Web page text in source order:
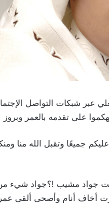
عبر شبكات التواصل
على تقدمه بالعمر
جميعًا وتقبل الله منا
جواد مشيب !؟جواد شيء من
أنام وأصحى ألقى عمري